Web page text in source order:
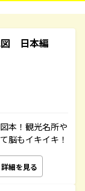
日本編
本！観光名所や
脳もイキイキ！
詳細を見る